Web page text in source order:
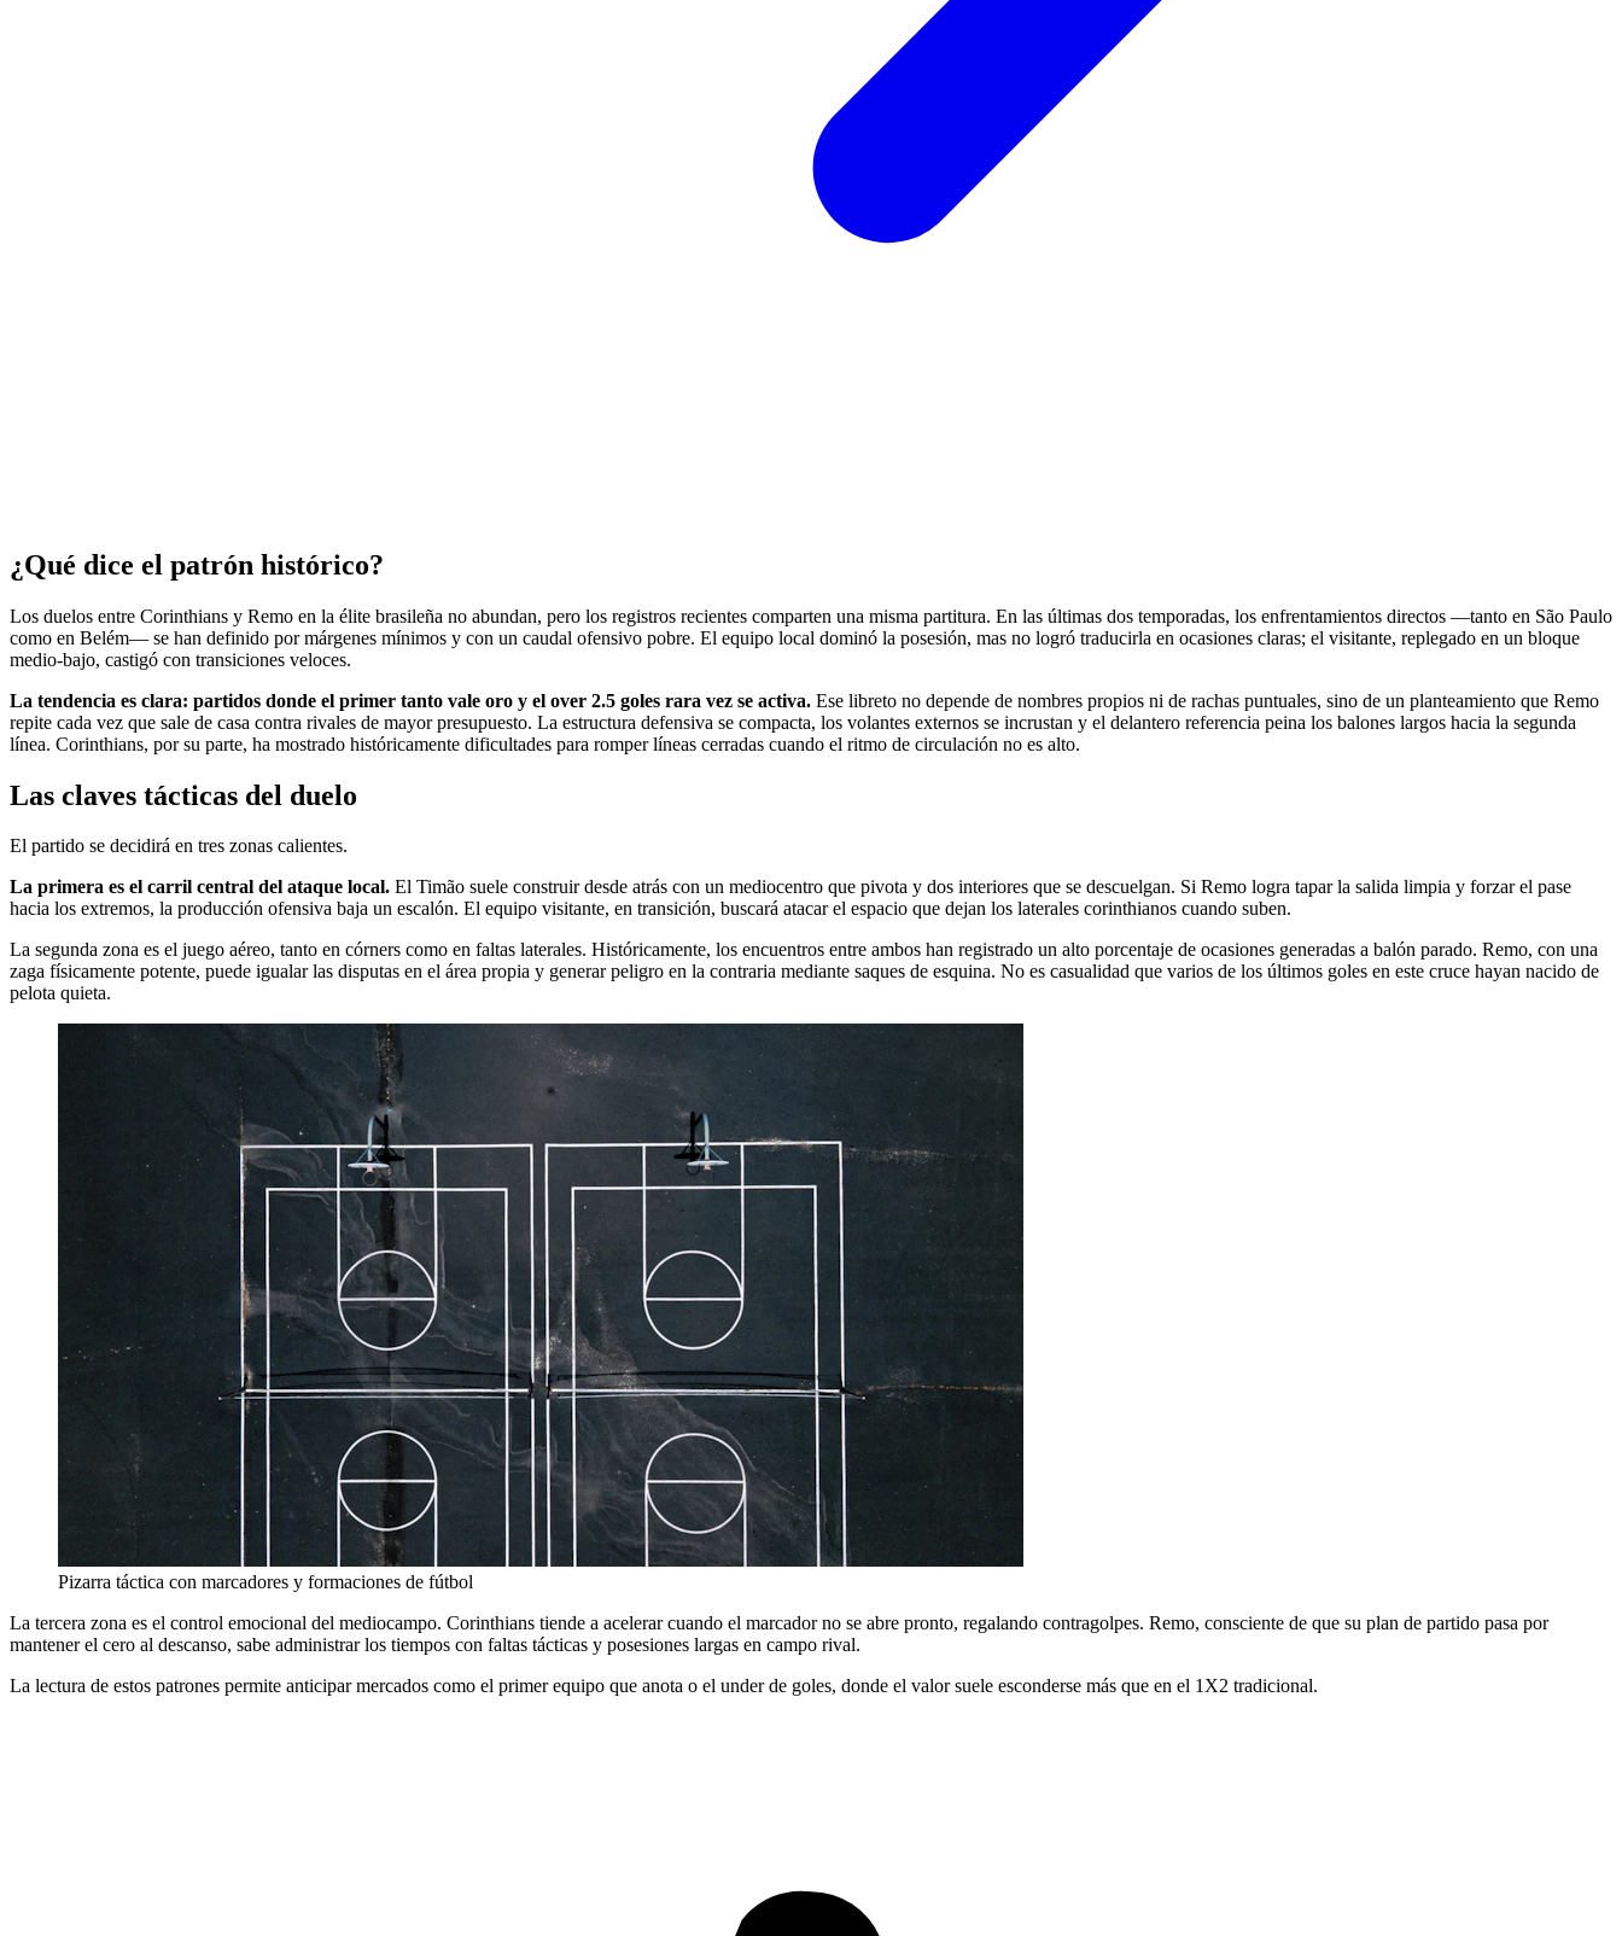
¿Qué dice el patrón histórico?
Los duelos entre Corinthians y Remo en la élite brasileña no abundan, pero los registros recientes comparten una misma partitura. En las últimas dos temporadas, los enfrentamientos directos —tanto en São Paulo
como en Belém— se han definido por márgenes mínimos y con un caudal ofensivo pobre. El equipo local dominó la posesión, mas no logró traducirla en ocasiones claras; el visitante, replegado en un bloque
medio-bajo, castigó con transiciones veloces.
La tendencia es clara: partidos donde el primer tanto vale oro y el over 2.5 goles rara vez se activa. Ese libreto no depende de nombres propios ni de rachas puntuales, sino de un planteamiento que Remo
repite cada vez que sale de casa contra rivales de mayor presupuesto. La estructura defensiva se compacta, los volantes externos se incrustan y el delantero referencia peina los balones largos hacia la segunda
línea. Corinthians, por su parte, ha mostrado históricamente dificultades para romper líneas cerradas cuando el ritmo de circulación no es alto.
Las claves tácticas del duelo
El partido se decidirá en tres zonas calientes.
La primera es el carril central del ataque local. El Timão suele construir desde atrás con un mediocentro que pivota y dos interiores que se descuelgan. Si Remo logra tapar la salida limpia y forzar el pase
hacia los extremos, la producción ofensiva baja un escalón. El equipo visitante, en transición, buscará atacar el espacio que dejan los laterales corinthianos cuando suben.
La segunda zona es el juego aéreo, tanto en córners como en faltas laterales. Históricamente, los encuentros entre ambos han registrado un alto porcentaje de ocasiones generadas a balón parado. Remo, con una
zaga físicamente potente, puede igualar las disputas en el área propia y generar peligro en la contraria mediante saques de esquina. No es casualidad que varios de los últimos goles en este cruce hayan nacido de
pelota quieta.
Pizarra táctica con marcadores y formaciones de fútbol
La tercera zona es el control emocional del mediocampo. Corinthians tiende a acelerar cuando el marcador no se abre pronto, regalando contragolpes. Remo, consciente de que su plan de partido pasa por
mantener el cero al descanso, sabe administrar los tiempos con faltas tácticas y posesiones largas en campo rival.
La lectura de estos patrones permite anticipar mercados como el primer equipo que anota o el under de goles, donde el valor suele esconderse más que en el 1X2 tradicional.